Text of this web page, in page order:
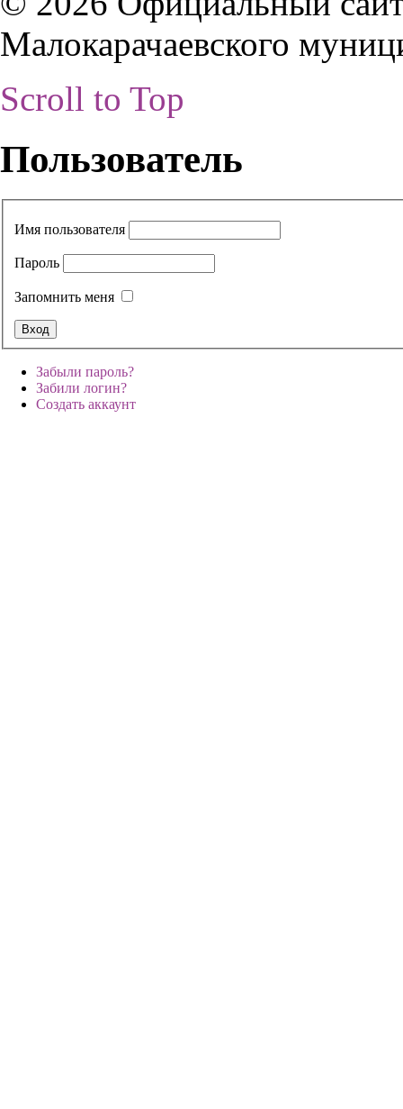
Малокарачаевского
Scroll to Top
Пользователь
Имя пользователя
Пароль
Запомнить меня
Забыли пароль?
Забили логин?
Создать аккаунт